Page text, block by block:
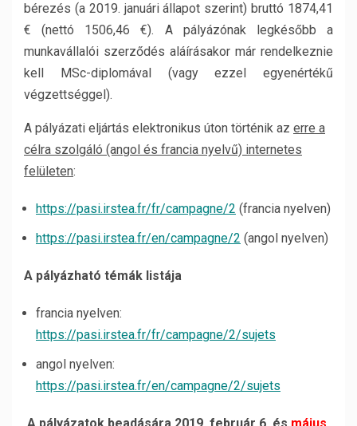
bérezés (a 2019. januári állapot szerint) bruttó 1874,41
€ (nettó 1506,46 €). A pályázónak legkésőbb a
munkavállalói szerződés aláírásakor már rendelkeznie
kell MSc-diplomával (vagy ezzel egyenértékű
végzettséggel).
A pályázati eljártás elektronikus úton történik az erre a
célra szolgáló (angol és francia nyelvű) internetes
felületen:
https://pasi.irstea.fr/fr/campagne/2 (francia nyelven)
https://pasi.irstea.fr/en/campagne/2 (angol nyelven)
A pályázható témák listája
francia nyelven:
https://pasi.irstea.fr/fr/campagne/2/sujets
angol nyelven:
https://pasi.irstea.fr/en/campagne/2/sujets